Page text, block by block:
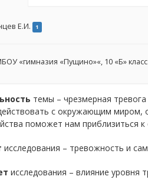
Е.И. 1
«гимназия «Пущино»«, 10 «Б» класс
темы – чрезмерная
с окружающим миром,
поможет нам приблизиться
исследования – тревожность и
исследования – влияние уровня